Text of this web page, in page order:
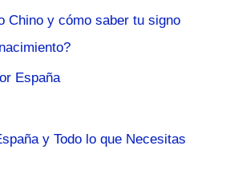
Chino y cómo saber tu signo
España
y Todo lo que Necesitas